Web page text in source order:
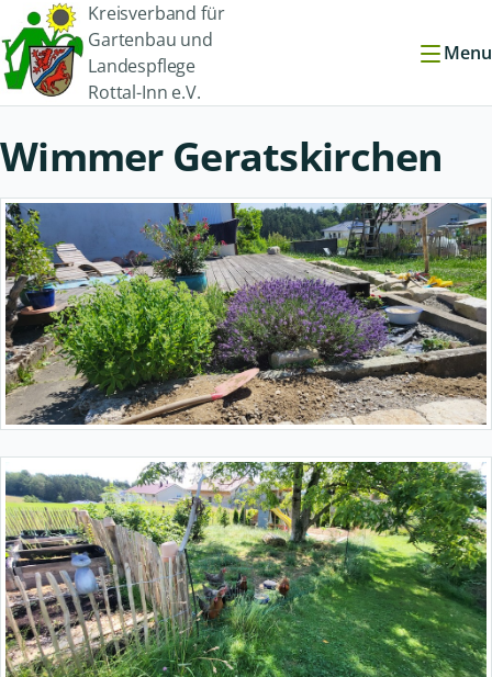
Kreisverband für
Gartenbau und
Landespflege
Rottal-Inn e.V.
Menu
Wimmer Geratskirchen